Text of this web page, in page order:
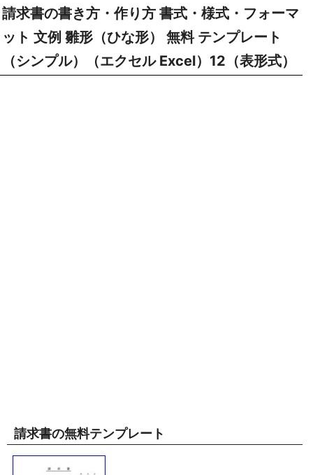
請求書の書き方・作り方 書式・様式・フォーマ
ット 文例 雛形（ひな形） 無料 テンプレート
（シンプル）（エクセル Excel）12（表形式）
請求書の無料テンプレート